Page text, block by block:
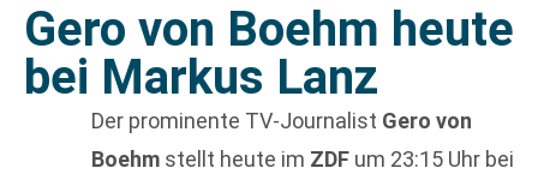
Gero von Boehm heute
bei Markus Lanz
Der prominente TV-Journalist Gero von
Boehm stellt heute im ZDF um 23:15 Uhr bei